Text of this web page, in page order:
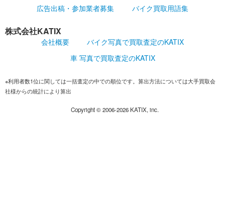
広告出稿・参加業者募集
バイク買取用語集
株式会社KATIX
会社概要
バイク写真で買取査定のKATIX
車 写真で買取査定のKATIX
※利用者数1位に関しては一括査定の中での順位です。算出方法については大手買取会
社様からの統計により算出
Copyright ©2006-2026KATIX, inc.